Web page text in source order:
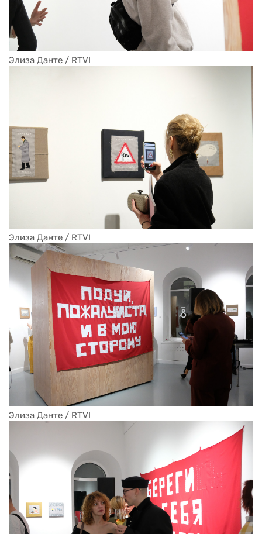
Элиза Данте / RTVI
Элиза Данте / RTVI
Элиза Данте / RTVI